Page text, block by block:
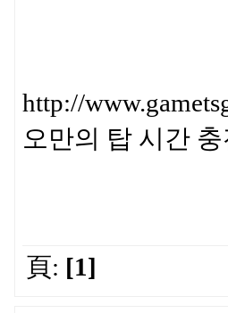
http://
오만의 탑 시간 충
頁: [1]